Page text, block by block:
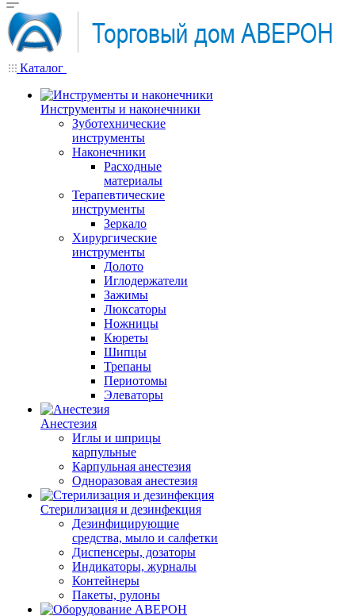
Каталог
Инструменты и наконечники
Зуботехнические
инструменты
Наконечники
Расходные
материалы
Терапевтические
инструменты
Зеркало
Хирургические
инструменты
Долото
Иглодержатели
Зажимы
Люксаторы
Ножницы
Кюреты
Шипцы
Трепаны
Периотомы
Элеваторы
Анестезия
Иглы и шприцы
карпульные
Карпульная анестезия
Одноразовая анестезия
Стерилизация и дезинфекция
Дезинфицирующие
средства, мыло и салфетки
Диспенсеры, дозаторы
Индикаторы, журналы
Контейнеры
Пакеты, рулоны